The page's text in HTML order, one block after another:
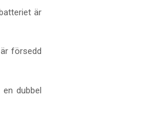
är
försedd
dubbel